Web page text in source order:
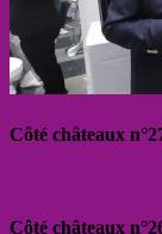
Côté châteaux
Côté châteaux